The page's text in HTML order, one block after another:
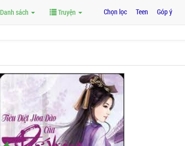
Danh sách Truyện Chọn lọc Teen Góp ý